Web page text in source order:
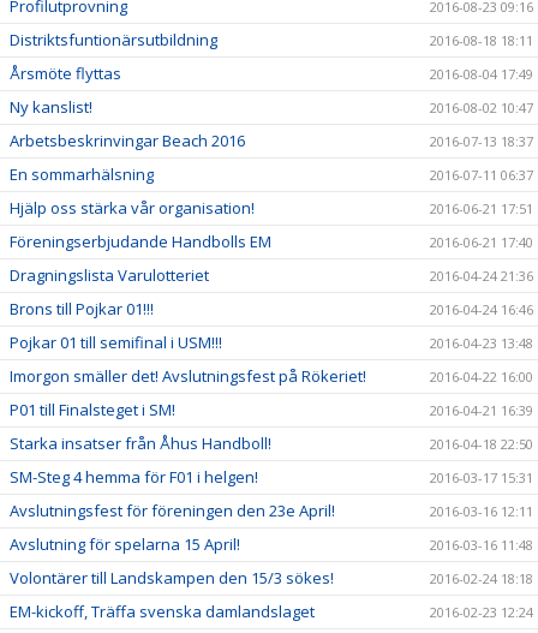
Profilutprovning 2016-08-23 09:16
Distriktsfuntionärsutbildning 2016-08-18 18:11
Årsmöte flyttas 2016-08-04 17:49
Ny kanslist! 2016-08-02 10:47
Arbetsbeskrinvingar Beach 2016 2016-07-13 18:37
En sommarhälsning 2016-07-11 06:37
Hjälp oss stärka vår organisation! 2016-06-21 17:51
Föreningserbjudande Handbolls EM 2016-06-21 17:40
Dragningslista Varulotteriet 2016-04-24 21:36
Brons till Pojkar 01!!! 2016-04-24 16:46
Pojkar 01 till semifinal i USM!!! 2016-04-23 13:48
Imorgon smäller det! Avslutningsfest på Rökeriet! 2016-04-22 16:00
P01 till Finalsteget i SM! 2016-04-21 16:39
Starka insatser från Åhus Handboll! 2016-04-18 22:50
SM-Steg 4 hemma för F01 i helgen! 2016-03-17 15:31
Avslutningsfest för föreningen den 23e April! 2016-03-16 12:11
Avslutning för spelarna 15 April! 2016-03-16 11:48
Volontärer till Landskampen den 15/3 sökes! 2016-02-24 18:18
EM-kickoff, Träffa svenska damlandslaget 2016-02-23 12:24